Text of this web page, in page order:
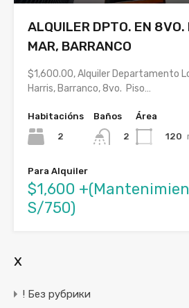
ALQUILER DPTO. EN 8VO.
MAR, BARRANCO
$1,600.00, Alquiler Departamento
Harris, Barranco, 8vo. Piso…
Habitacións
2
Baños
2
Área
120
Para Alquiler
$1,600
S/750)
x
! Без рубрики